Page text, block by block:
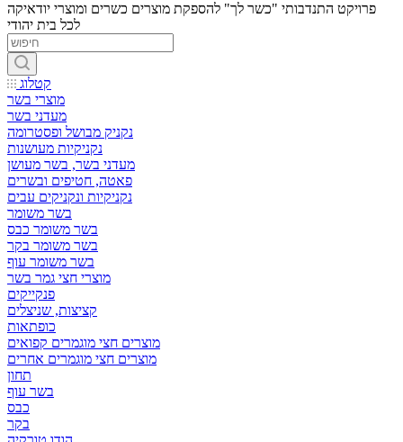
פרויקט התנדבותי "כשר לך" להספקת מוצרים כשרים ומוצרי יודאיקה
לכל בית יהודי
קטלוג
מוצרי בשר
מעדני בשר
נקניק מבושל ופסטרומה
נקניקיות מעושנות
מעדני בשר, בשר מעושן
פאטה, חטיפים ובשרים
נקניקיות ונקניקים עבים
בשר משומר
בשר משומר כבס
בשר משומר בקר
בשר משומר עוף
מוצרי חצי גמר בשר
פנקייקים
קציצות, שניצלים
כופתאות
מוצרים חצי מוגמרים קפואים
מוצרים חצי מוגמרים אחרים
תחון
בשר עוף
כבס
בקר